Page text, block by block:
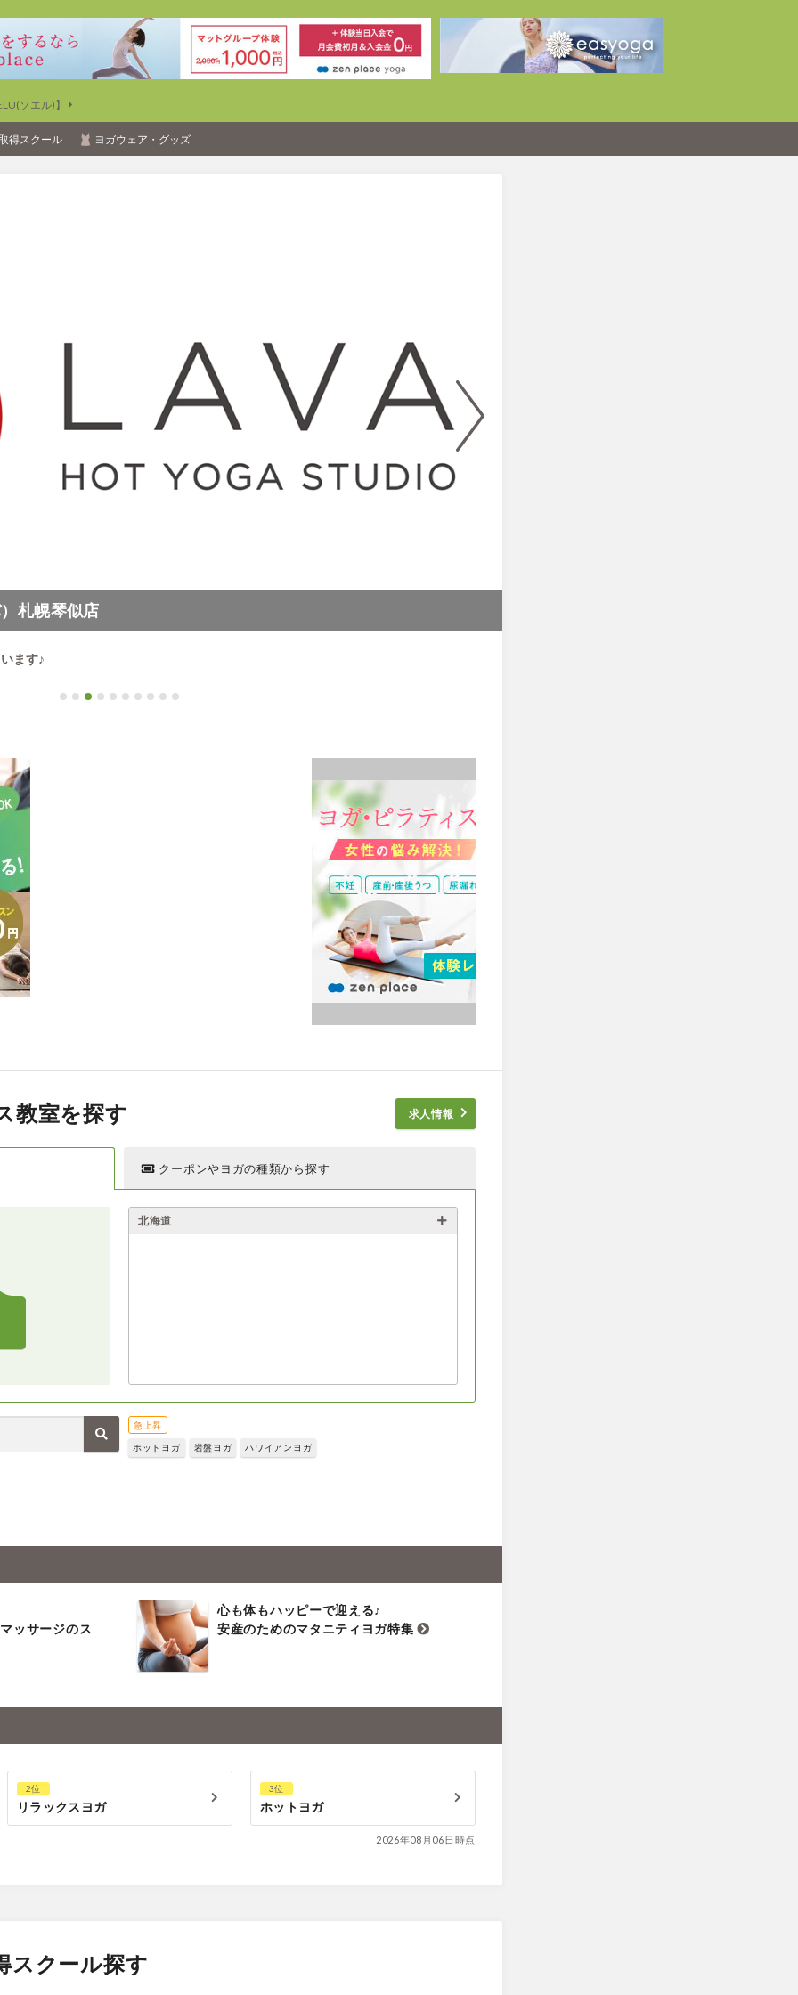
ソエル)】
得スクール ヨガウェア・グッズ
札幌琴似店
ます♪
教室を探す 求人情報
クーポンやヨガの種類から探す
北海道
急上昇
ホットヨガ 岩盤ヨガ ハワイアンヨガ
ッサージのス
心も体もハッピーで迎える♪
安産のためのマタニティヨガ特集
2位
リラックスヨガ
3位
ホットヨガ
2026年08月06日時点
スクール探す